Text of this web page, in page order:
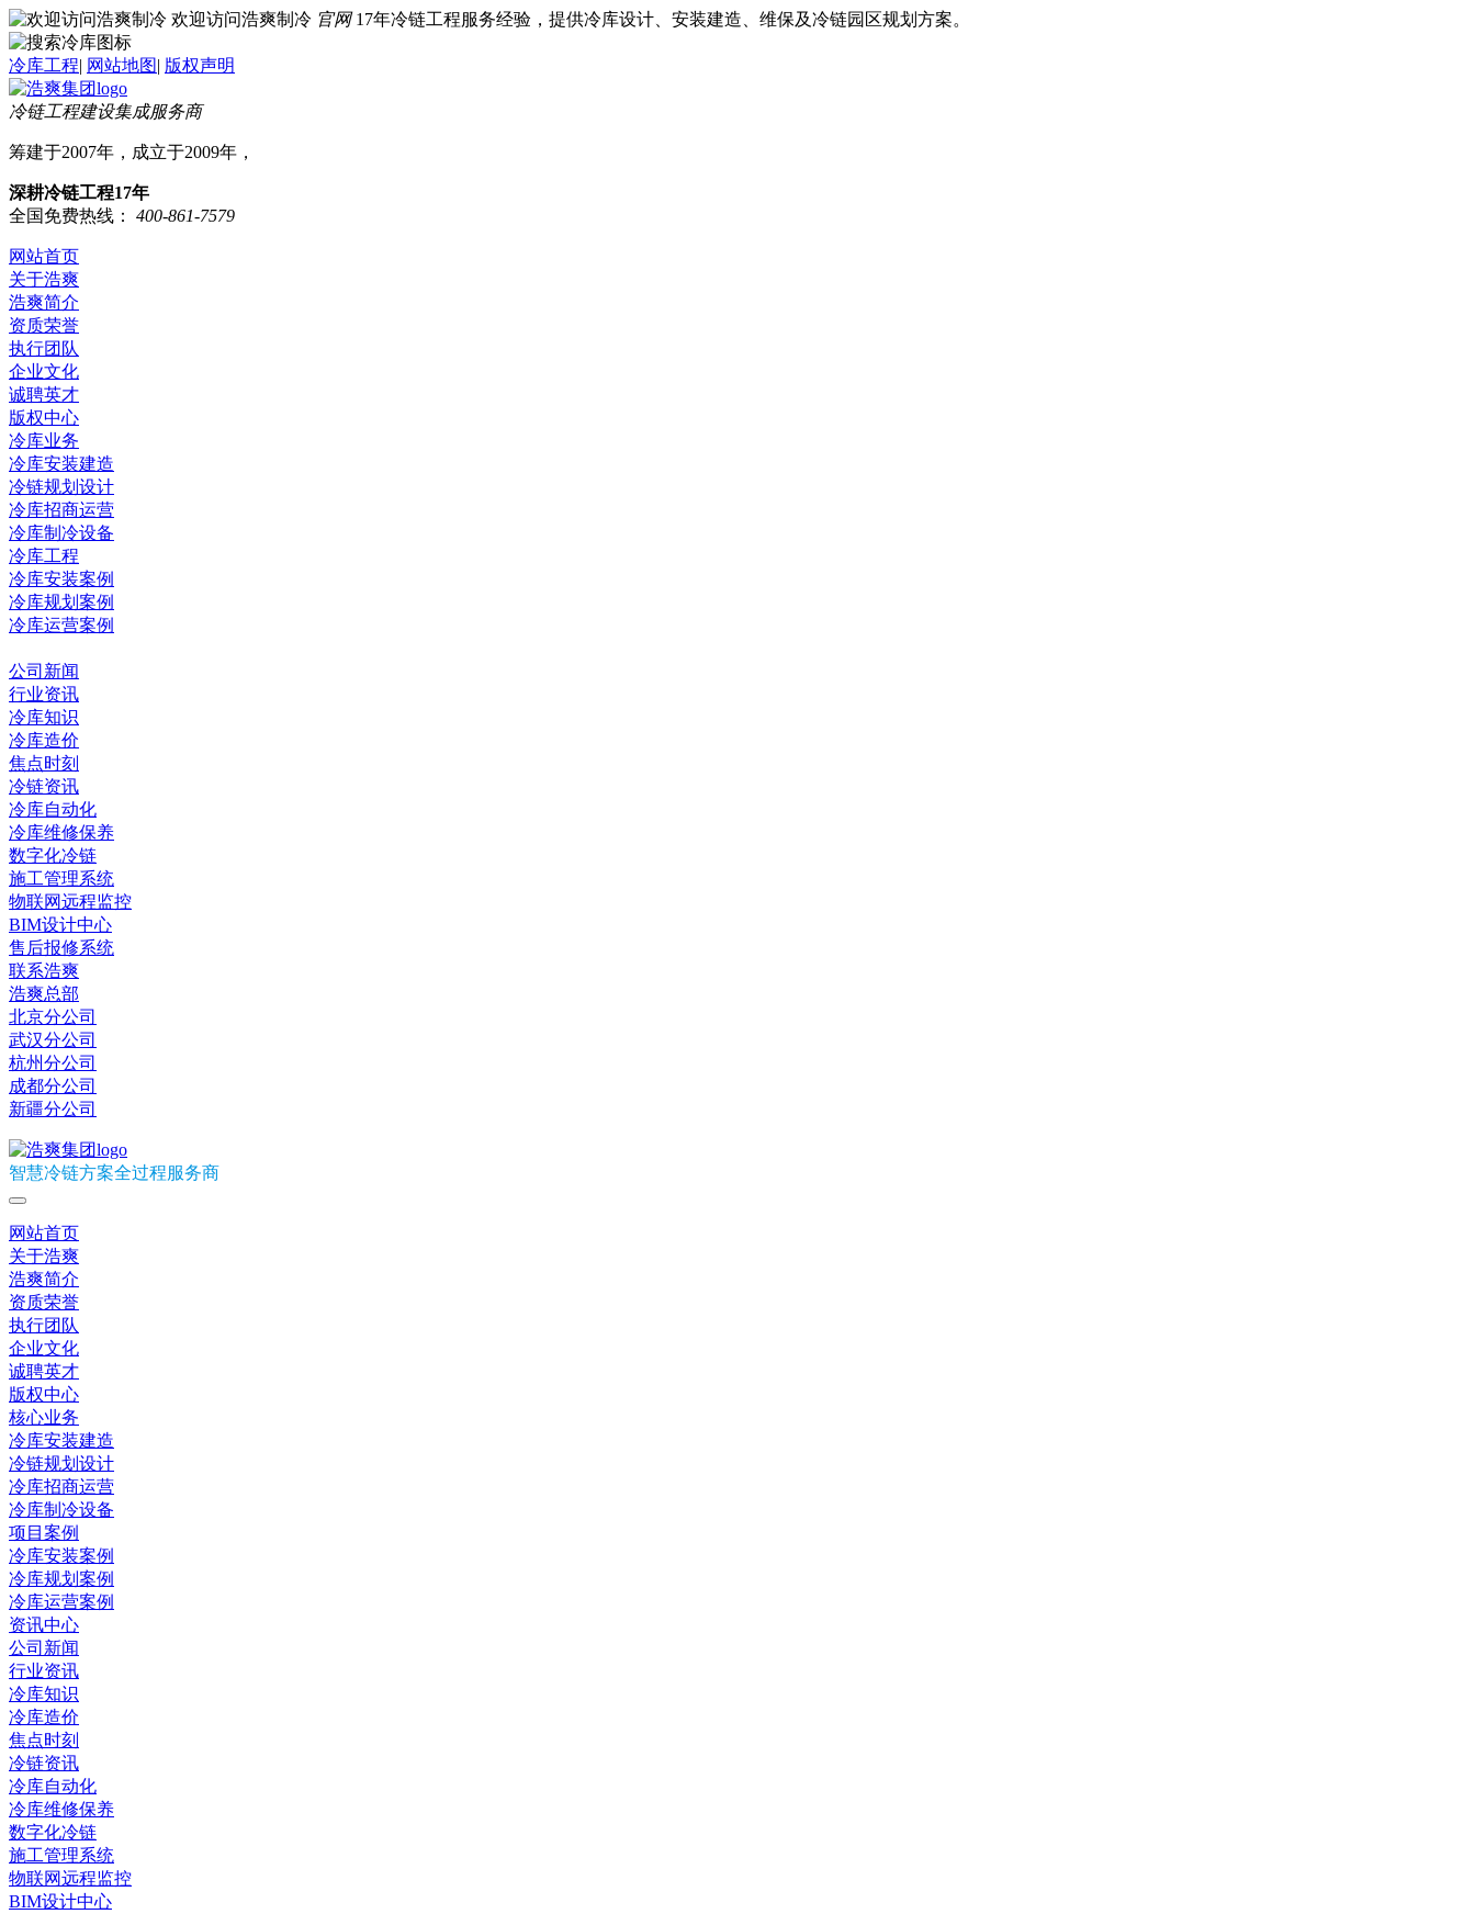
欢迎访问浩爽制冷 官网 17年冷链工程服务经验，提供冷库设计、安装建造、维保及冷链园区规划方案。
冷库工程| 网站地图| 版权声明
冷链工程建设集成服务商
筹建于2007年，成立于2009年，
深耕冷链工程17年
全国免费热线：
400-861-7579
网站首页
关于浩爽
浩爽简介
资质荣誉
执行团队
企业文化
诚聘英才
版权中心
冷库业务
冷库安装建造
冷链规划设计
冷库招商运营
冷库制冷设备
冷库工程
冷库安装案例
冷库规划案例
冷库运营案例
公司新闻
行业资讯
冷库知识
冷库造价
焦点时刻
冷链资讯
冷库自动化
冷库维修保养
数字化冷链
施工管理系统
物联网远程监控
BIM设计中心
售后报修系统
联系浩爽
浩爽总部
北京分公司
武汉分公司
杭州分公司
成都分公司
新疆分公司
智慧冷链方案全过程服务商
网站首页
关于浩爽
浩爽简介
资质荣誉
执行团队
企业文化
诚聘英才
版权中心
核心业务
冷库安装建造
冷链规划设计
冷库招商运营
冷库制冷设备
项目案例
冷库安装案例
冷库规划案例
冷库运营案例
资讯中心
公司新闻
行业资讯
冷库知识
冷库造价
焦点时刻
冷链资讯
冷库自动化
冷库维修保养
数字化冷链
施工管理系统
物联网远程监控
BIM设计中心